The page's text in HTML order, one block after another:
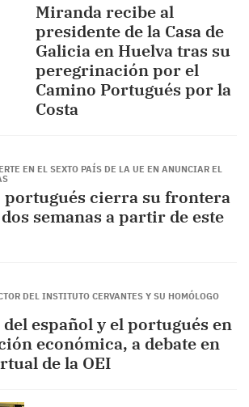
Miranda recibe al
presidente de la Casa de
Galicia en Huelva tras su
peregrinación por el
Camino Portugués por la
Costa
EN EL SEXTO PAÍS DE LA UE EN ANUNCIAR EL
portugués cierra su frontera
semanas a partir de este
DEL INSTITUTO CERVANTES Y SU HOMÓLOGO
español y el portugués en
económica, a debate en
de la OEI